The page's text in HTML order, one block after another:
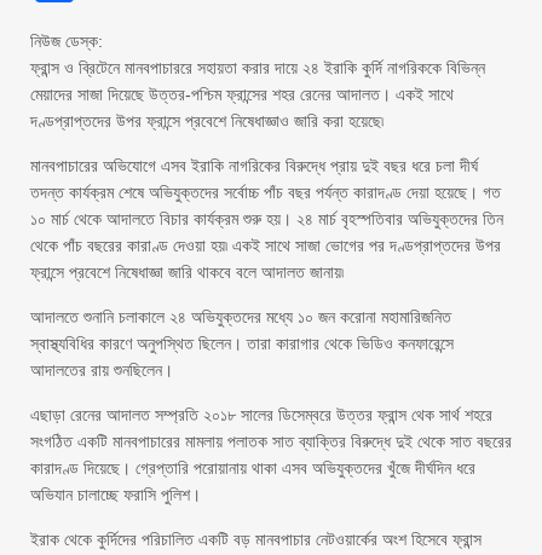
নিউজ ডেস্ক:
ফ্রান্স ও ব্রিটেনে মানবপাচাররে সহায়তা করার দায়ে ২৪ ইরাকি কুর্দি নাগরিককে বিভিন্ন
মেয়াদের সাজা দিয়েছে উত্তর-পশ্চিম ফ্রান্সের শহর রেনের আদালত। একই সাথে
দণ্ডপ্রাপ্তদের উপর ফ্রান্সে প্রবেশে নিষেধাজ্ঞাও জারি করা হয়েছে৷
মানবপাচারের অভিযোগে এসব ইরাকি নাগরিকের বিরুদ্ধে প্রায় দুই বছর ধরে চলা দীর্ঘ
তদন্ত কার্যক্রম শেষে অভিযুক্তদের সর্বোচ্চ পাঁচ বছর পর্যন্ত কারাদণ্ড দেয়া হয়েছে। গত
১০ মার্চ থেকে আদালতে বিচার কার্যক্রম শুরু হয়। ২৪ মার্চ বৃহস্পতিবার অভিযুক্তদের তিন
থেকে পাঁচ বছরের কারাণ্ড দেওয়া হয়৷ একই সাথে সাজা ভোগের পর দণ্ডপ্রাপ্তদের উপর
ফ্রান্সে প্রবেশে নিষেধাজ্ঞা জারি থাকবে বলে আদালত জানায়৷
আদালতে শুনানি চলাকালে ২৪ অভিযুক্তদের মধ্যে ১০ জন করোনা মহামারিজনিত
স্বাস্থ্যবিধির কারণে অনুপস্থিত ছিলেন। তারা কারাগার থেকে ভিডিও কনফারেন্সে
আদালতের রায় শুনছিলেন।
এছাড়া রেনের আদালত সম্প্রতি ২০১৮ সালের ডিসেম্বরে উত্তর ফ্রান্স থেক সার্থ শহরে
সংগঠিত একটি মানবপাচারের মামলায় পলাতক সাত ব্যাক্তির বিরুদ্ধে দুই থেকে সাত বছরের
কারাদণ্ড দিয়েছে। গ্রেপ্তারি পরোয়ানায় থাকা এসব অভিযুক্তদের খুঁজে দীর্ঘদিন ধরে
অভিযান চালাচ্ছে ফরাসি পুলিশ।
ইরাক থেকে কুর্দিদের পরিচালিত একটি বড় মানবপাচার নেটওয়ার্কের অংশ হিসেবে ফ্রান্স